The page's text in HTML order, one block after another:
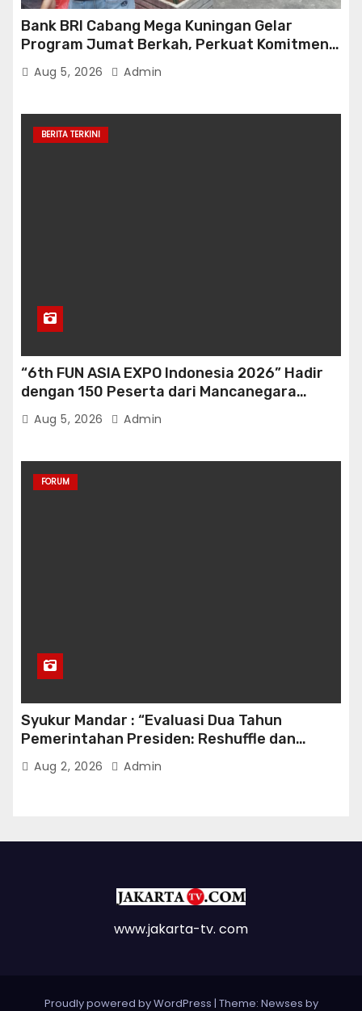
Bank BRI Cabang Mega Kuningan Gelar
Program Jumat Berkah, Perkuat Komitmen
untuk Saling Berbagai Kepada Masyarakat
Sekitar Kawasan Mega Kuningan
Aug 5, 2026 Admin
BERITA TERKINI
“6th FUN ASIA EXPO Indonesia 2026” Hadir
dengan 150 Peserta dari Mancanegara
perkuat Industri Taman Rekreasi Ekosistem
Pariwisata di Tanah Air
Aug 5, 2026 Admin
FORUM
Syukur Mandar : “Evaluasi Dua Tahun
Pemerintahan Presiden: Reshuffle dan
Efisiensi Kabinet Gemuk”
Aug 2, 2026 Admin
www.jakarta-tv. com
Proudly powered by WordPress | Theme: Newses by